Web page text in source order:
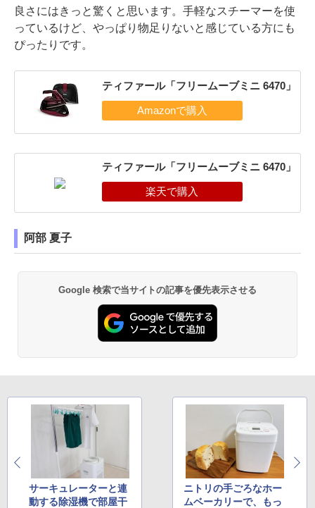
良さにはきっと驚くと思います。手軽なスチーマーを使
っているけど、やっぱり物足りないと感じている方にも
ぴったりです。
ティファール「フリームーブミニ 6470」
ティファール「フリームーブミニ 6470」
阿部 夏子
Google 検索で当サイトの記事を優先表示させる
サーキュレーターと連
動する除湿機で部屋干
ニトリの手ごろなホー
ムベーカリーで、もっ